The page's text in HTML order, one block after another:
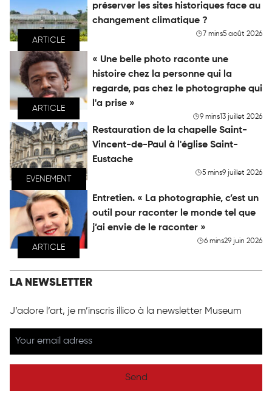
ARTICLE
préserver les sites historiques face au
changement climatique ?
7 mins5 août 2026
ARTICLE
« Une belle photo raconte une
histoire chez la personne qui la
regarde, pas chez le photographe qui
l'a prise »
9 mins13 juillet 2026
EVENEMENT
Restauration de la chapelle Saint-
Vincent-de-Paul à l'église Saint-
Eustache
5 mins9 juillet 2026
ARTICLE
Entretien. « La photographie, c’est un
outil pour raconter le monde tel que
j’ai envie de le raconter »
6 mins29 juin 2026
LA NEWSLETTER
J’adore l’art, je m’inscris illico à la newsletter Museum
Send